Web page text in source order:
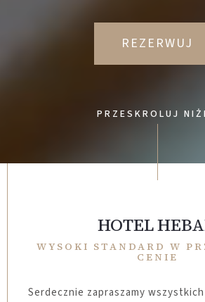
REZERWUJ
PRZESKROLUJ
HOTEL
WYSOKI STANDARD W
CENIE
Serdecznie zapraszamy